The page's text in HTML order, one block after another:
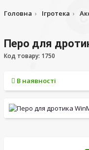
Головна Ігротека
Перо для
Код товару: 1750
В наявності